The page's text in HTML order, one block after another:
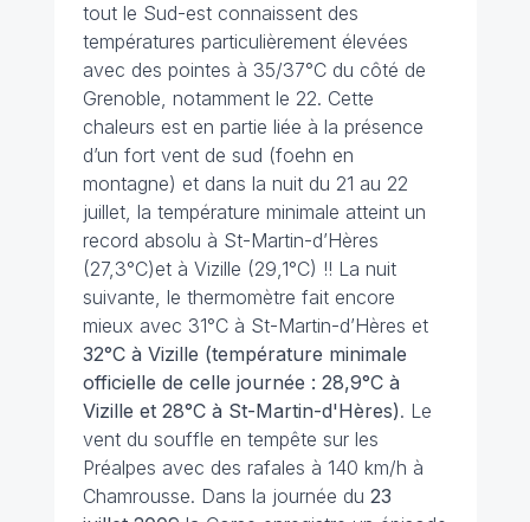
tout le Sud-est connaissent des
températures particulièrement élevées
avec des pointes à 35/37°C du côté de
Grenoble, notamment le 22. Cette
chaleurs est en partie liée à la présence
d’un fort vent de sud (foehn en
montagne) et dans la nuit du 21 au 22
juillet, la température minimale atteint un
record absolu à St-Martin-d’Hères
(27,3°C)et à Vizille (29,1°C) !! La nuit
suivante, le thermomètre fait encore
mieux avec 31°C à St-Martin-d’Hères et
32°C à Vizille (température minimale
officielle de celle journée : 28,9°C à
Vizille et 28°C à St-Martin-d'Hères). Le
vent du souffle en tempête sur les
Préalpes avec des rafales à 140 km/h à
Chamrousse. Dans la journée du 23